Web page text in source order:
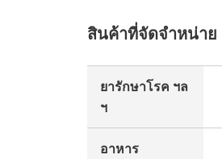
สินค้าที่จัดจำหน่าย
ยารักษาโรค ฯล
ฯ
อาหาร